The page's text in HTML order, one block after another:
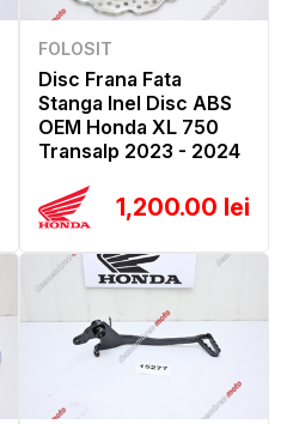
FOLOSIT
Disc Frana Fata
Stanga Inel Disc ABS
OEM Honda XL 750
Transalp 2023 - 2024
1,200.00 lei